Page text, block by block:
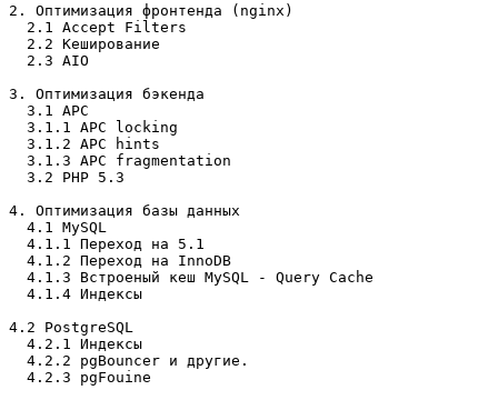
2. Оптимизация фронтенда (nginx)
  2.1 Accept Filters
  2.2 Кеширование
  2.3 AIO
3. Оптимизация бэкенда
  3.1 APC
  3.1.1 APC locking
  3.1.2 APC hints
  3.1.3 APC fragmentation
  3.2 PHP 5.3
4. Оптимизация базы данных
  4.1 MySQL
  4.1.1 Переход на 5.1
  4.1.2 Переход на InnoDB
  4.1.3 Встроеный кеш MySQL - Query Cache
  4.1.4 Индексы
4.2 PostgreSQL
  4.2.1 Индексы
  4.2.2 pgBouncer и другие.
  4.2.3 pgFouine